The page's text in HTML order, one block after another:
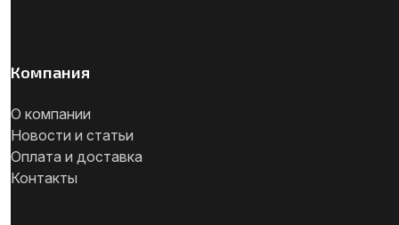
Компания
О компании
Новости и статьи
Оплата и доставка
Контакты